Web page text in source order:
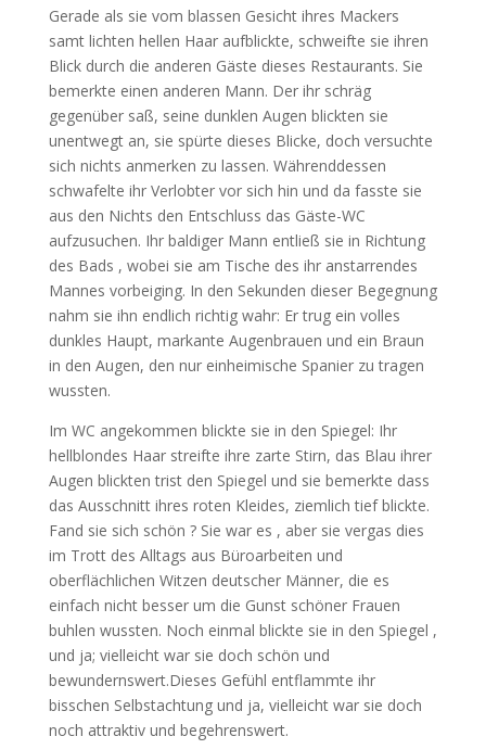
Gerade als sie vom blassen Gesicht ihres Mackers
samt lichten hellen Haar aufblickte, schweifte sie ihren
Blick durch die anderen Gäste dieses Restaurants. Sie
bemerkte einen anderen Mann. Der ihr schräg
gegenüber saß, seine dunklen Augen blickten sie
unentwegt an, sie spürte dieses Blicke, doch versuchte
sich nichts anmerken zu lassen. Währenddessen
schwafelte ihr Verlobter vor sich hin und da fasste sie
aus den Nichts den Entschluss das Gäste-WC
aufzusuchen. Ihr baldiger Mann entließ sie in Richtung
des Bads , wobei sie am Tische des ihr anstarrendes
Mannes vorbeiging. In den Sekunden dieser Begegnung
nahm sie ihn endlich richtig wahr: Er trug ein volles
dunkles Haupt, markante Augenbrauen und ein Braun
in den Augen, den nur einheimische Spanier zu tragen
wussten.
Im WC angekommen blickte sie in den Spiegel: Ihr
hellblondes Haar streifte ihre zarte Stirn, das Blau ihrer
Augen blickten trist den Spiegel und sie bemerkte dass
das Ausschnitt ihres roten Kleides, ziemlich tief blickte.
Fand sie sich schön ? Sie war es , aber sie vergas dies
im Trott des Alltags aus Büroarbeiten und
oberflächlichen Witzen deutscher Männer, die es
einfach nicht besser um die Gunst schöner Frauen
buhlen wussten. Noch einmal blickte sie in den Spiegel ,
und ja; vielleicht war sie doch schön und
bewundernswert.Dieses Gefühl entflammte ihr
bisschen Selbstachtung und ja, vielleicht war sie doch
noch attraktiv und begehrenswert.